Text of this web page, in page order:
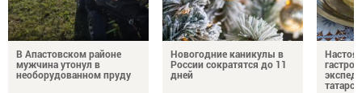
В Апастовском районе
мужчина утонул в
необорудованном пруду
Новогодние каникулы в
России сократятся до 11
дней